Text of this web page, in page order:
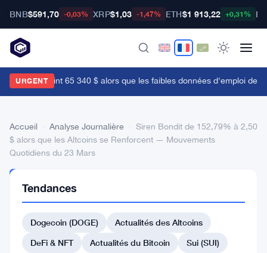
BNB$591,70 -0,03% XRP$1,03 -1,47% ETH$1 913,22 +0,31%
URGENT
Bitcoin atteint 65 340 $ alors que les faibles données d'emploi de
Accueil Analyse Journalière
Siren Bondit de 152,79% à 2,50
$ alors que les Altcoins se Renforcent — Mouvements
Quotidiens du 23 Mars
JOURNALIÈRE
Bondit
Tendances
Dogecoin (DOGE)
Actualités des Altcoins
DeFi & NFT
Actualités du Bitcoin
Sui (SUI)